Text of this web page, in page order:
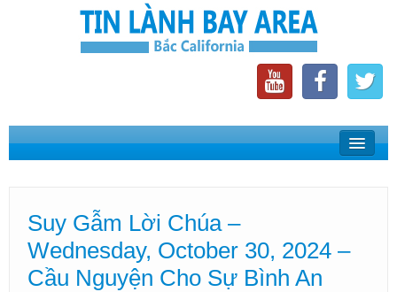
Home
Phát Thanh Tin Lành Bay Area
Các Hội Thánh Bắc California
Suy Gẫm Lời Chúa –
Wednesday, October 30, 2024 –
Cầu Nguyện Cho Sự Bình An